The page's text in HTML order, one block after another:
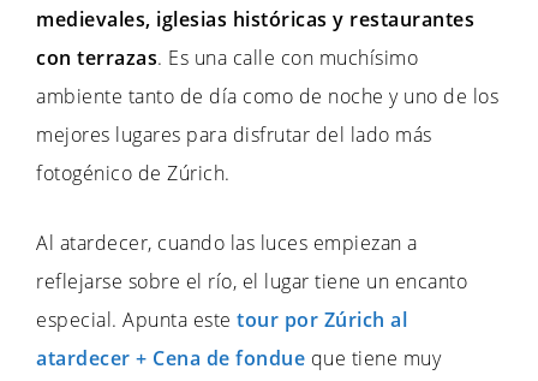
medievales, iglesias históricas y restaurantes
con terrazas. Es una calle con muchísimo
ambiente tanto de día como de noche y uno de los
mejores lugares para disfrutar del lado más
fotogénico de Zúrich.
Al atardecer, cuando las luces empiezan a
reflejarse sobre el río, el lugar tiene un encanto
especial. Apunta este tour por Zúrich al
atardecer + Cena de fondue que tiene muy